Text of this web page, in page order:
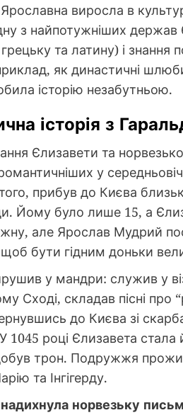
виросла в
з найпотужніших держав
та латину) і знання
як династичні
історію незабутньою.
історія з
Єлизавети та
у
прибув до Києва
Йому було лише 15, а
але Ярослав Мудрий
бути гідним доньки
у мандри: служив у
Сході, складав пісні про
до Києва зі
1045 році Єлизавета
трон. Подружжя
та Інгігерду.
надихнула норвезьку